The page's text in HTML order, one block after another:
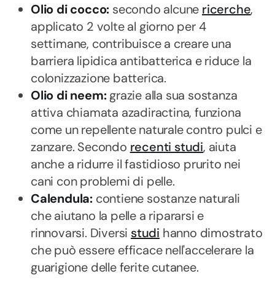
Olio di cocco: secondo alcune ricerche,
applicato 2 volte al giorno per 4
settimane, contribuisce a creare una
barriera lipidica antibatterica e riduce la
colonizzazione batterica.
Olio di neem:grazie alla sua sostanza
attiva chiamata azadiractina, funziona
come un repellente naturale contro pulci e
zanzare. Secondo recenti studi, aiuta
anche a ridurre il fastidioso prurito nei
cani con problemi di pelle.
Calendula: contiene sostanze naturali
che aiutano la pelle a ripararsi e
rinnovarsi. Diversi studi hanno dimostrato
che può essere efficace nell'accelerare la
guarigione delle ferite cutanee.